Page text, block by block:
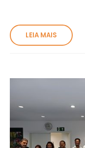
LEIA MAIS